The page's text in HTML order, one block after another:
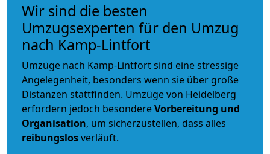
Wir sind die besten
Umzugsexperten für den Umzug
nach Kamp-Lintfort
Umzüge nach Kamp-Lintfort sind eine stressige
Angelegenheit, besonders wenn sie über große
Distanzen stattfinden. Umzüge von Heidelberg
erfordern jedoch besondereVorbereitung und
Organisation, um sicherzustellen, dass alles
reibungslosverläuft.